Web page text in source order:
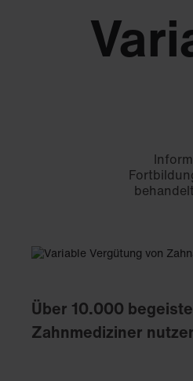
Über 10.000
Zahnmediziner